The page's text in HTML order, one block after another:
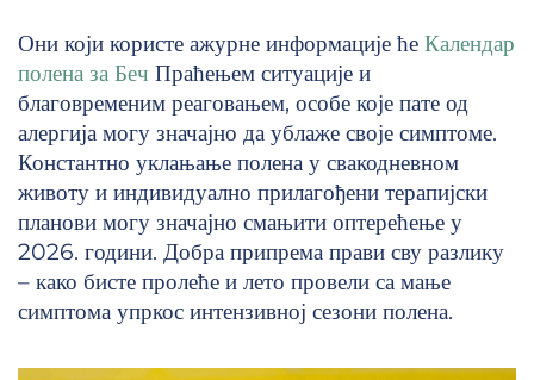
Они који користе ажурне информације ће Календар
полена за Беч Праћењем ситуације и
благовременим реаговањем, особе које пате од
алергија могу значајно да ублаже своје симптоме.
Константно уклањање полена у свакодневном
животу и индивидуално прилагођени терапијски
планови могу значајно смањити оптерећење у
2026. години. Добра припрема прави сву разлику
– како бисте пролеће и лето провели са мање
симптома упркос интензивној сезони полена.